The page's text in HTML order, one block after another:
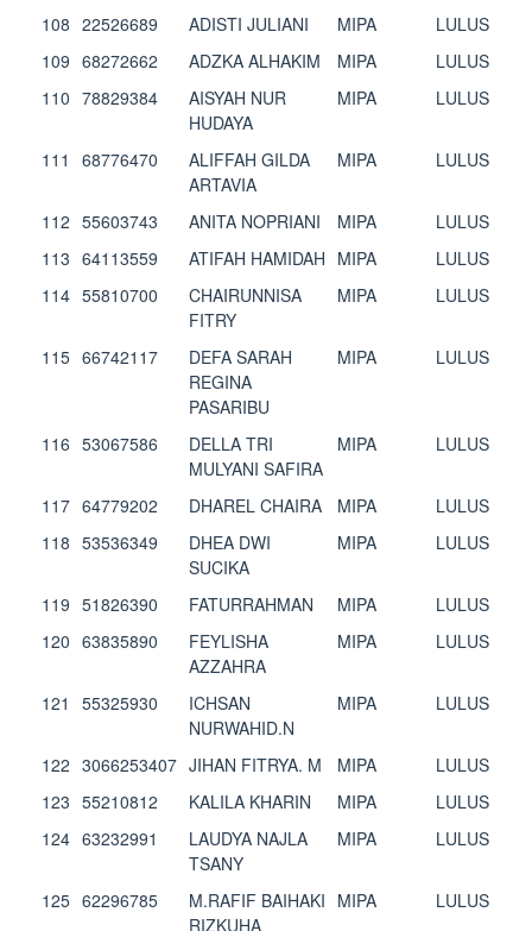
108 22526689 ADISTI JULIANI MIPA
LULUS
109 68272662 ADZKA ALHAKIM MIPA
LULUS
110 78829384
AISYAH NUR
HUDAYA
MIPA LULUS
111 68776470
ALIFFAH GILDA
ARTAVIA
MIPA LULUS
112 55603743 ANITA NOPRIANI MIPA
LULUS
113 64113559 ATIFAH HAMIDAH MIPA
LULUS
114 55810700
CHAIRUNNISA
FITRY
MIPA LULUS
115 66742117
DEFA SARAH
REGINA
PASARIBU
MIPA LULUS
116 53067586
DELLA TRI
MULYANI SAFIRA
MIPA LULUS
117 64779202 DHAREL CHAIRA MIPA
LULUS
118 53536349
DHEA DWI
SUCIKA
MIPA LULUS
119 51826390 FATURRAHMAN MIPA
LULUS
120 63835890
FEYLISHA
AZZAHRA
MIPA LULUS
121 55325930
ICHSAN
NURWAHID.N
MIPA LULUS
122 3066253407 JIHAN FITRYA. M MIPA
LULUS
123 55210812 KALILA KHARIN MIPA
LULUS
124 63232991
LAUDYA NAJLA
TSANY
MIPA LULUS
125 62296785
M.RAFIF BAIHAKI
RIZKUHA
MIPA LULUS